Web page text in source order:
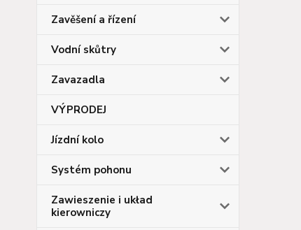
Zavěšení a řízení
Vodní skůtry
Zavazadla
VÝPRODEJ
Jízdní kolo
Systém pohonu
Zawieszenie i układ
kierowniczy